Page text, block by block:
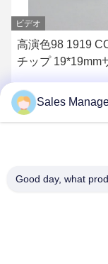
ビデオ
高演色98 1919
チップ 19*19mm
ー照明用
Sales
Good day, what